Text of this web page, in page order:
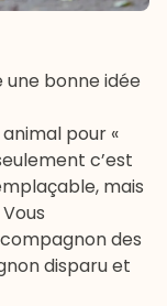
bonne idée
pour «
c’est
mais
des
disparu et